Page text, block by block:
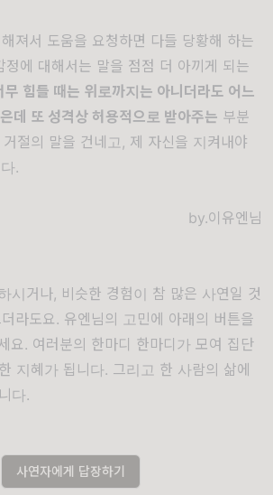
져서 도움을 요청하면 다들 당황해 하는
정에 대해서는 말을 점점 더 아끼게 되는
무 힘들 때는 위로까지는 아니더라도 어느
데 또 성격상 허용적으로 받아주는 부분
절의 말을 건네고, 제 자신을 지켜내야
.
by.이유엔님
시거나, 비슷한 경험이 참 많은 사연일 것
라도요. 유엔님의 고민에 아래의 버튼을
요. 여러분의 한마디 한마디가 모여 집단
지혜가 됩니다. 그리고 한 사람의 삶에
다.
사연자에게 답장하기